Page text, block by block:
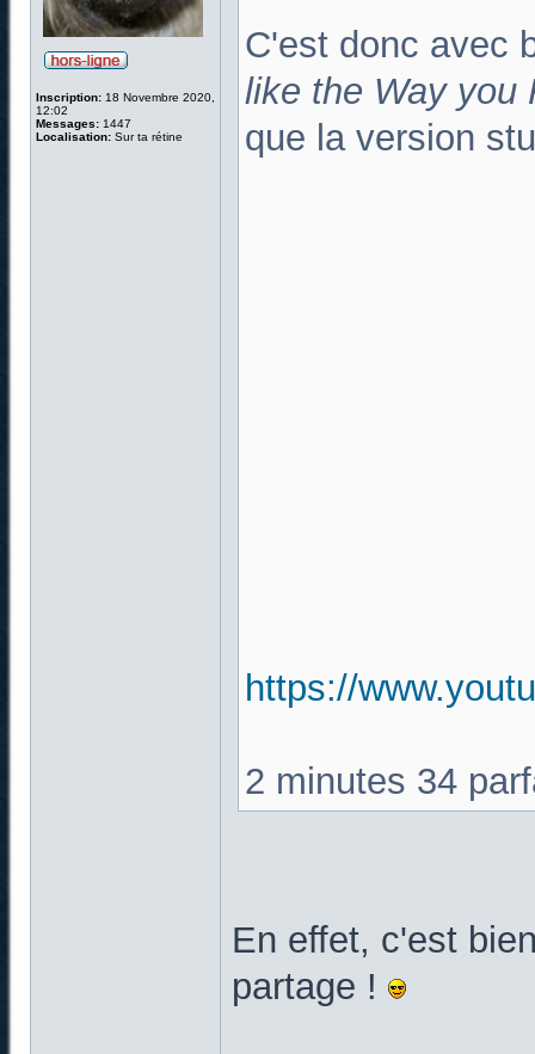
Inscription: 18 Novembre 2020,
12:02
Messages: 1447
Localisation: Sur ta rétine
C'est donc avec
like the Way you
que la version
https://
2 minutes 34
En effet, c'est
partage !